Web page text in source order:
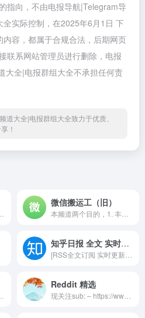
指向，不由电报导航|Telegram导
实际控制，在2025年6月1日 下
容，都属于合规合法，后期网页
联系网站管理员进行删除，电报
大全|电报群组大全不承担任何责
道大全|电报群组大全致力于优质、
！
微信搬运工（旧）
知乎日报 全文 实时推送
Reddit 精选